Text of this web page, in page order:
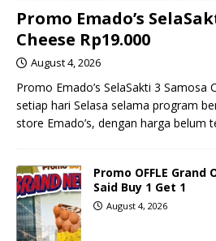
Promo Emado’s
Cheese Rp19.000
August 4, 2026
Promo Emado’s SelaSakti 3 Samosa
setiap hari Selasa selama program
store Emado’s, dengan harga belum
Promo OFFLE Grand
Said Buy 1 Get 1
August 4, 2026